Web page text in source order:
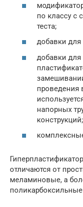
по классу с
теста;
добавки
добавки
проведения
напорных
конструкций;
отличаются от
меламиновые, а